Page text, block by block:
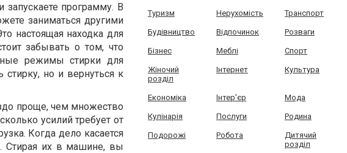
программу. В
заниматься другими
настоящая находка для
забывать о том, что
режимы стирки для
но и вернуться к
проще, чем множество
усилий требует от
Когда дело касается
Стирая их в машине, вы
Туризм Нерухомість Транспорт
Будівництво Відпочинок Розваги
Бізнес Меблі Спорт
Жіночий
розділ
Інтернет Культура
Економіка Інтер'єр Мода
Кулінарія Послуги Родина
Подорожі Робота
Дитячий
розділ